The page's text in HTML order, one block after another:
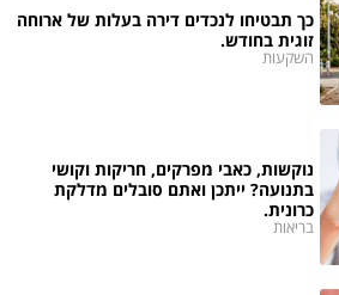
כך תבטיחו לנכדים דירה בעלות של ארוחה
זוגית בחודש.
השקעות
נוקשות, כאבי מפרקים, חריקות וקושי
בתנועה? ייתכן ואתם סובלים מדלקת
כרונית.
בריאות